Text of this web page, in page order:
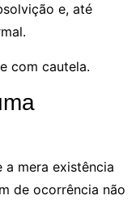
e, até
com cautela.
a mera existência
de ocorrência não